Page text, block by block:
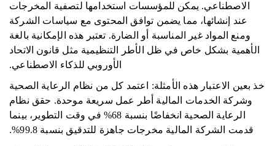
الاصطناعي. يمكن للمؤسسات استخدامها لتصفية المخرجات
عند إنشائها، مما يضمن توافق المحتوى مع سياسات الشركة
ومنع المواد غير المناسبة أو الضارة. تعتبر هذه الإمكانية بالغة
الأهمية بشكل خاص في ظل الأطر التنظيمية مثل قانون الاتحاد
الأوروبي للذكاء الاصطناعي.
خذ بعين الاعتبار هذه الأمثلة: اعتمد كل من نظام الرعاية الصحية
وشركة الخدمات المالية أطر عمل سريعة موحدة. حقق نظام
الرعاية الصحية انخفاضًا بنسبة 68% في وقت التطوير، بينما
قدمت الشركة المالية مخرجات جاهزة للتدقيق بنسبة 99.8%.